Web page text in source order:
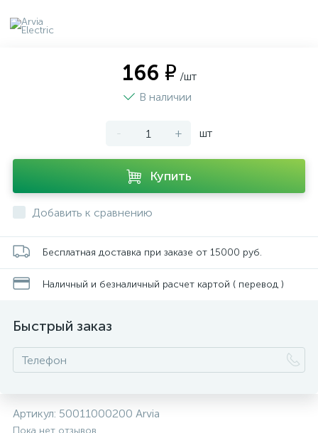
166 ₽ /шт
В наличии
- + шт
Купить
Добавить к сравнению
Бесплатная доставка при заказе от 15000 руб.
Наличный и безналичный расчет картой ( перевод )
Быстрый заказ
Артикул: 50011000200 Arvia
Пока нет отзывов